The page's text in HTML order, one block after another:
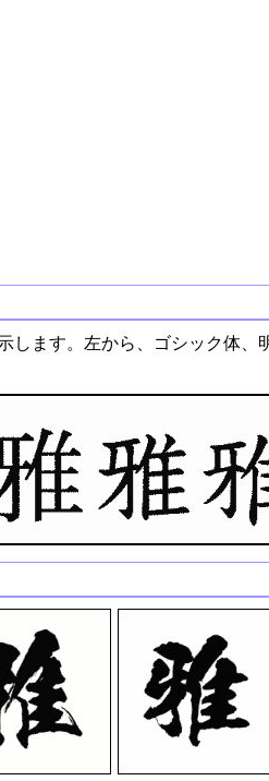
します。左から、ゴシック体